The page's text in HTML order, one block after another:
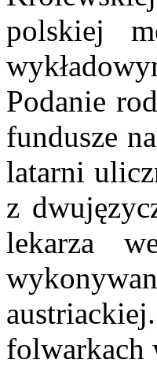
polskiej
Podanie
fundusze
latarni
z
lekarza
folwarkach